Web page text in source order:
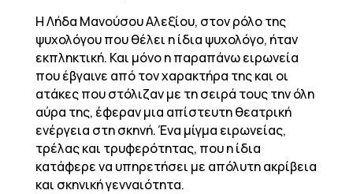
Η Λήδα Μανούσου Αλεξίου, στον ρόλο της
ψυχολόγου που θέλει η ίδια ψυχολόγο, ήταν
εκπληκτική. Και μόνο η παραπάνω ειρωνεία
που έβγαινε από τον χαρακτήρα της και οι
ατάκες που στόλιζαν με τη σειρά τους την όλη
αύρα της, έφεραν μια απίστευτη θεατρική
ενέργεια στη σκηνή. Ένα μίγμα ειρωνείας,
τρέλας και τρυφερότητας, που η ίδια
κατάφερε να υπηρετήσει με απόλυτη ακρίβεια
και σκηνική γενναιότητα.